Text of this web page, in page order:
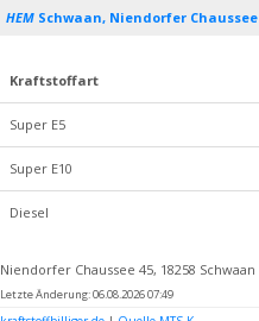
HEM Schwaan, Niendorfer Chaussee
Kraftstoffart
Super E5
Super E10
Diesel
Niendorfer Chaussee 45, 18258 Schwaan
Letzte Änderung: 06.08.2026 07:49